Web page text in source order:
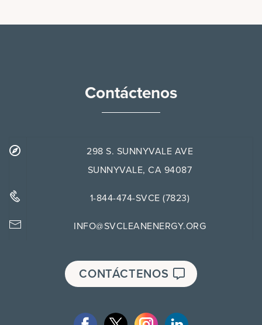
Contáctenos
298 S. SUNNYVALE AVE
SUNNYVALE, CA 94087
1-844-474-SVCE (7823)
INFO@SVCLEANENERGY.ORG
CONTÁCTENOS